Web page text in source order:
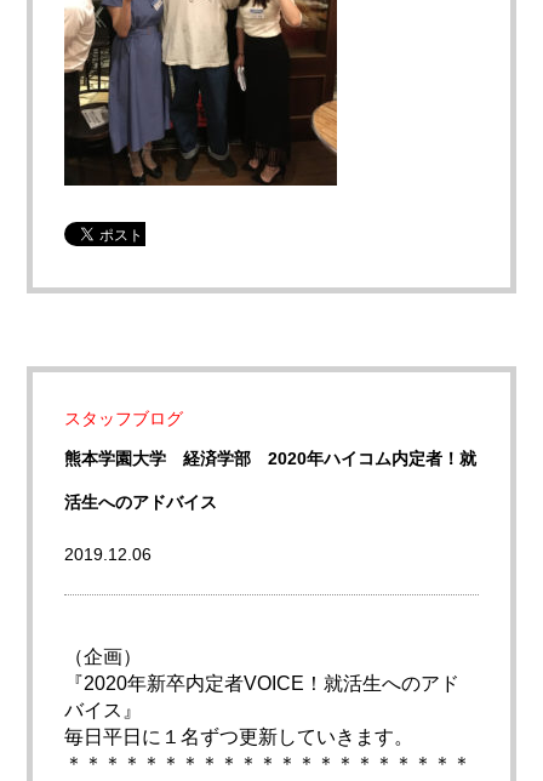
スタッフブログ
熊本学園大学 経済学部 2020年ハイコム内定者！就
活生へのアドバイス
2019.12.06
（企画）
『2020年新卒内定者VOICE！就活生へのアド
バイス』
毎日平日に１名ずつ更新していきます。
＊＊＊＊＊＊＊＊＊＊＊＊＊＊＊＊＊＊＊＊＊